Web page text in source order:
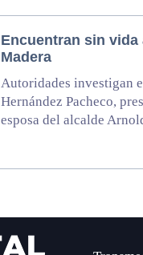
Encuentran sin vida
Madera
Autoridades investigan
Hernández Pacheco,
esposa del alcalde